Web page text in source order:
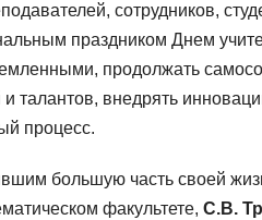
сотрудников,
праздником Днем
продолжать
и талантов, внедрять
процесс.
большую часть своей
факультете, С.В.